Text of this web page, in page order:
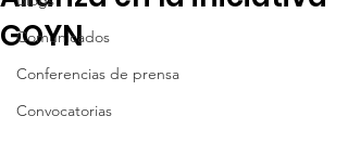
Comunicados
Conferencias de prensa
Convocatorias
GOYN